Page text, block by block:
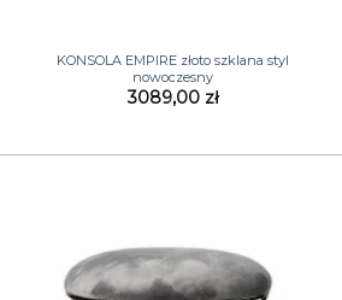
KONSOLA EMPIRE złoto szklana styl
nowoczesny
3089,00 zł